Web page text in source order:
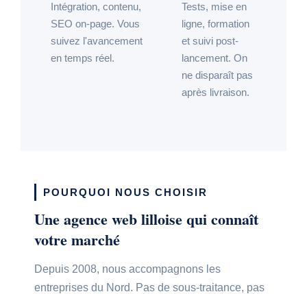
Intégration, contenu,
SEO on-page. Vous
suivez l'avancement
en temps réel.
Tests, mise en
ligne, formation
et suivi post-
lancement. On
ne disparaît pas
après livraison.
POURQUOI NOUS CHOISIR
Une agence web lilloise qui connaît
votre marché
Depuis 2008, nous accompagnons les
entreprises du Nord. Pas de sous-traitance, pas